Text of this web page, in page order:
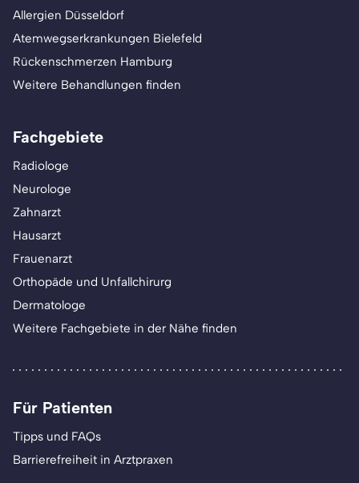
Allergien Düsseldorf
Atemwegserkrankungen Bielefeld
Rückenschmerzen Hamburg
Weitere Behandlungen finden
Fachgebiete
Radiologe
Neurologe
Zahnarzt
Hausarzt
Frauenarzt
Orthopäde und Unfallchirurg
Dermatologe
Weitere Fachgebiete in der Nähe finden
Für Patienten
Tipps und FAQs
Barrierefreiheit in Arztpraxen